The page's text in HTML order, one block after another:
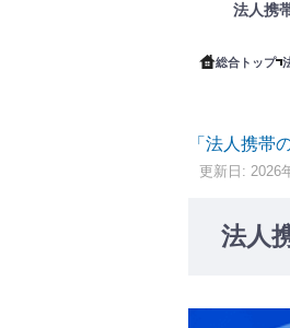
法人携
総合トップ
「法人携帯
更新日: 2026
法人